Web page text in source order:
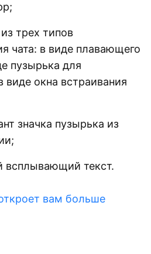
трех типов
чата: в виде плавающего
пузырька для
виде окна встраивания
значка пузырька из
всплывающий текст.
вам больше